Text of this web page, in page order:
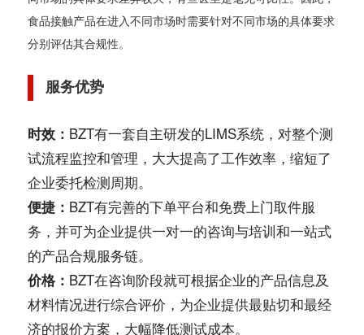
食品接触产品在进入不同市场时需要针对不同市场的具体要求
分别评估其合规性。
服务优势
时效： BZT有一套自主研发的LIMS系统，对整个测
试流程监控和管理，大大提高了工作效率，缩短了
企业委托检测周期。
便捷： BZT有完善的下单平台和免费上门取件服
务，并可为企业提供一对一的咨询与培训和一站式
的产品合规服务链。
价格： BZT在咨询阶段就可根据企业的产品信息及
材料情况进行综合评价，为企业提供最贴切和最经
济的报价方案，大幅降低测试成本。